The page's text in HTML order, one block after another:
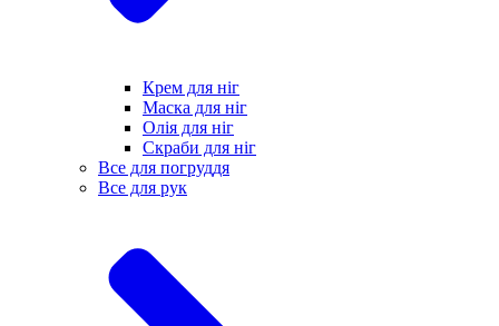
Крем для ніг
Маска для ніг
Олія для ніг
Скраби для ніг
Все для погруддя
Все для рук